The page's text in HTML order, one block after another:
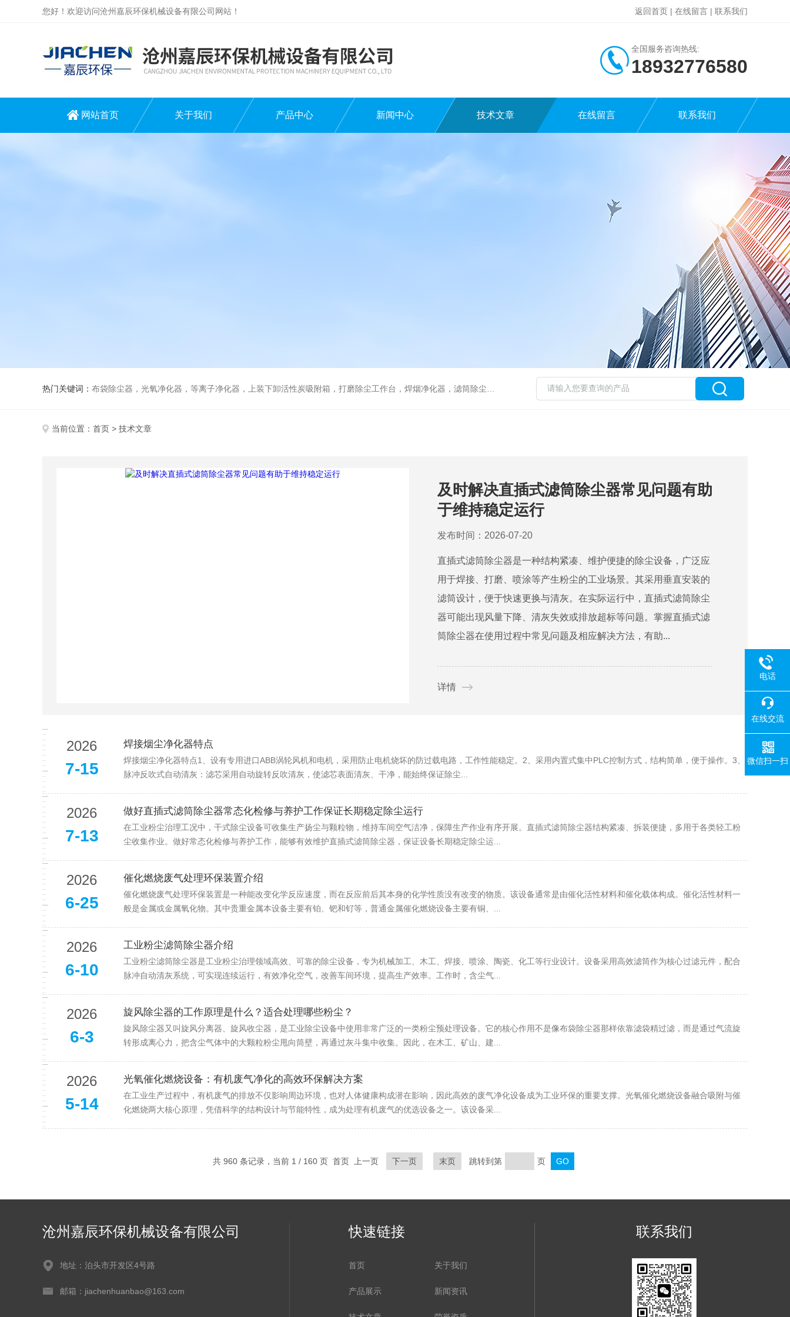
您好！欢迎访问沧州嘉辰环保机械设备有限公司网站！ 返回首页 | 在线留言 | 联系我们
全国服务咨询热线:
18932776580
网站首页 关于我们 产品中心 新闻中心 技术文章 在线留言 联系我们
热门关键词： 布袋除尘器，光氧净化器，等离子净化器，上装下卸活性炭吸附箱，打磨除尘工作台，焊烟净化器，滤筒除尘器，旋风除尘器，除尘设备配件，喷淋塔
当前位置： 首页 > 技术文章
及时解决直插式滤筒除尘器常见问题有助
于维持稳定运行
发布时间：2026-07-20
直插式滤筒除尘器是一种结构紧凑、维护便捷的除尘设备，广泛应
用于焊接、打磨、喷涂等产生粉尘的工业场景。其采用垂直安装的
滤筒设计，便于快速更换与清灰。在实际运行中，直插式滤筒除尘
器可能出现风量下降、清灰失效或排放超标等问题。掌握直插式滤
筒除尘器在使用过程中常见问题及相应解决方法，有助...
详情
2026
7-15
焊接烟尘净化器特点
焊接烟尘净化器特点1、设有专用进口ABB涡轮风机和电机，采用防止电机烧坏的防过载电路，工作性能稳定。2、采用内置式集中PLC控制方式，结构简单，便于操作。3、
脉冲反吹式自动清灰：滤芯采用自动旋转反吹清灰，使滤芯表面清灰、干净，能始终保证除尘...
2026
7-13
做好直插式滤筒除尘器常态化检修与养护工作保证长期稳定除尘运行
在工业粉尘治理工况中，干式除尘设备可收集生产扬尘与颗粒物，维持车间空气洁净，保障生产作业有序开展。直插式滤筒除尘器结构紧凑、拆装便捷，多用于各类轻工粉
尘收集作业。做好常态化检修与养护工作，能够有效维护直插式滤筒除尘器，保证设备长期稳定除尘运...
2026
6-25
催化燃烧废气处理环保装置介绍
催化燃烧废气处理环保装置是一种能改变化学反应速度，而在反应前后其本身的化学性质没有改变的物质。该设备通常是由催化活性材料和催化载体构成。催化活性材料一
般是金属或金属氧化物。其中贵重金属本设备主要有铂、钯和钌等，普通金属催化燃烧设备主要有铜、...
2026
6-10
工业粉尘滤筒除尘器介绍
工业粉尘滤筒除尘器是工业粉尘治理领域高效、可靠的除尘设备，专为机械加工、木工、焊接、喷涂、陶瓷、化工等行业设计。设备采用高效滤筒作为核心过滤元件，配合
脉冲自动清灰系统，可实现连续运行，有效净化空气，改善车间环境，提高生产效率。工作时，含尘气...
2026
6-3
旋风除尘器的工作原理是什么？适合处理哪些粉尘？
旋风除尘器又叫旋风分离器、旋风收尘器，是工业除尘设备中使用非常广泛的一类粉尘预处理设备。它的核心作用不是像布袋除尘器那样依靠滤袋精过滤，而是通过气流旋
转形成离心力，把含尘气体中的大颗粒粉尘甩向筒壁，再通过灰斗集中收集。因此，在木工、矿山、建...
2026
5-14
光氧催化燃烧设备：有机废气净化的高效环保解决方案
在工业生产过程中，有机废气的排放不仅影响周边环境，也对人体健康构成潜在影响，因此高效的废气净化设备成为工业环保的重要支撑。光氧催化燃烧设备融合吸附与催
化燃烧两大核心原理，凭借科学的结构设计与节能特性，成为处理有机废气的优选设备之一。该设备采...
共 960 条记录，当前 1 / 160 页 首页 上一页 下一页 末页 跳转到第 页
沧州嘉辰环保机械设备有限公司
地址：泊头市开发区4号路
邮箱：jiachenhuanbao@163.com
快速链接
首页 关于我们
产品展示 新闻资讯
联系我们
电话
在线交流
微信扫一扫